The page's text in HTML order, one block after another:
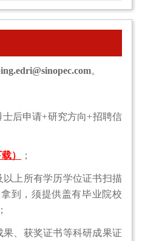
。
后申请+研究方向+招聘信
） ；
以上所有学历学位证书扫描
到，须提供盖有毕业院校
果、获奖证书等科研成果证